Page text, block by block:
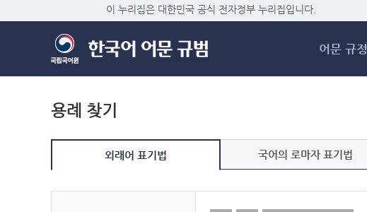
이 누리집은 대한민국 공식 전자정부 누리집입니다.
어문 규정
용례 찾기
외래어 표기법 국어의 로마자 표기법